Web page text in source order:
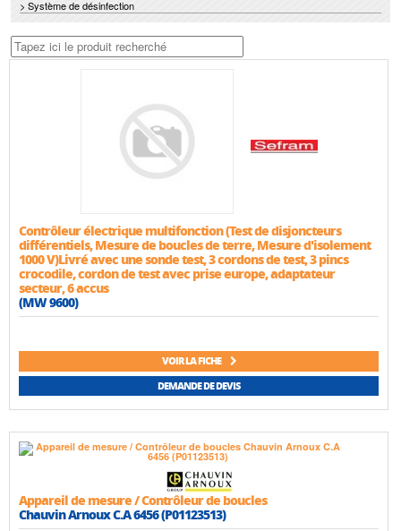
> Système de désinfection
Contrôleur électrique multifonction (Test de disjoncteurs
différentiels, Mesure de boucles de terre, Mesure d'isolement
1000 V)Livré avec une sonde test, 3 cordons de test, 3 pincs
crocodile, cordon de test avec prise europe, adaptateur
secteur, 6 accus
(MW 9600)
VOIR LA FICHE
DEMANDE DE DEVIS
Appareil de mesure / Contrôleur de boucles
Chauvin Arnoux C.A 6456 (P01123513)